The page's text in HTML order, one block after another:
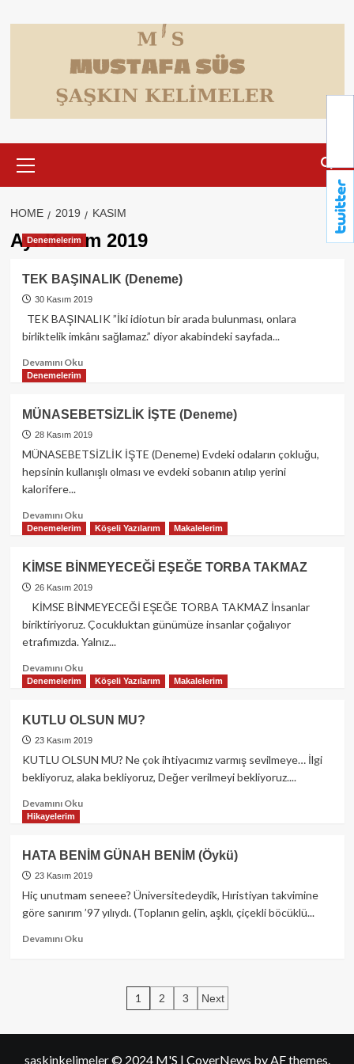
to
Menu
HOME 2019 KASIM
Ay:Kasım 2019
Denemelerim
TEK BAŞINALIK (Deneme)
30 Kasım 2019
TEK BAŞINALIK ”İki idiotun bir arada bulunması, onlara
birliktelik imkânı sağlamaz.” diyor akabindeki sayfada...
Devamını OkuRead
BAŞINALIK
(Deneme)
Denemelerim
MÜNASEBETSİZLİK İŞTE (Deneme)
28 Kasım 2019
MÜNASEBETSİZLİK İŞTE (Deneme) Evdeki odaların çokluğu,
hepsinin kullanışlı olması ve evdeki sobanın atılıp yerini
kalorifere...
Devamını OkuRead
more
MÜNASEBETSİZLİK
İŞTE
(Deneme)
Denemelerim Köşeli Yazılarım Makalelerim
KİMSE BİNMEYECEĞİ EŞEĞE TORBA TAKMAZ
26 Kasım 2019
KİMSE BİNMEYECEĞİ EŞEĞE TORBA TAKMAZ İnsanlar
biriktiriyoruz. Çocukluktan günümüze insanlar çoğalıyor
etrafımızda. Yalnız...
Devamını OkuRead
more
BİNMEYECEĞİ
EŞEĞE
TORBA
TAKMAZ
Denemelerim Köşeli Yazılarım Makalelerim
KUTLU OLSUN MU?
23 Kasım 2019
KUTLU OLSUN MU? Ne çok ihtiyacımız varmış sevilmeye… İlgi
bekliyoruz, alaka bekliyoruz, Değer verilmeyi bekliyoruz....
Devamını OkuRead
KUTLU
OLSUN
MU?
Hikayelerim
HATA BENİM GÜNAH BENİM (Öykü)
23 Kasım 2019
Hiç unutmam seneee? Üniversitedeydik, Hıristiyan takvimine
göre sanırım ’97 yılıydı. (Toplanın gelin, aşklı, çiçekli böcüklü...
Devamını OkuRead
Yazı
1 2 3 Next
saskinkelimeler © 2024 M'S | CoverNews by AF themes.